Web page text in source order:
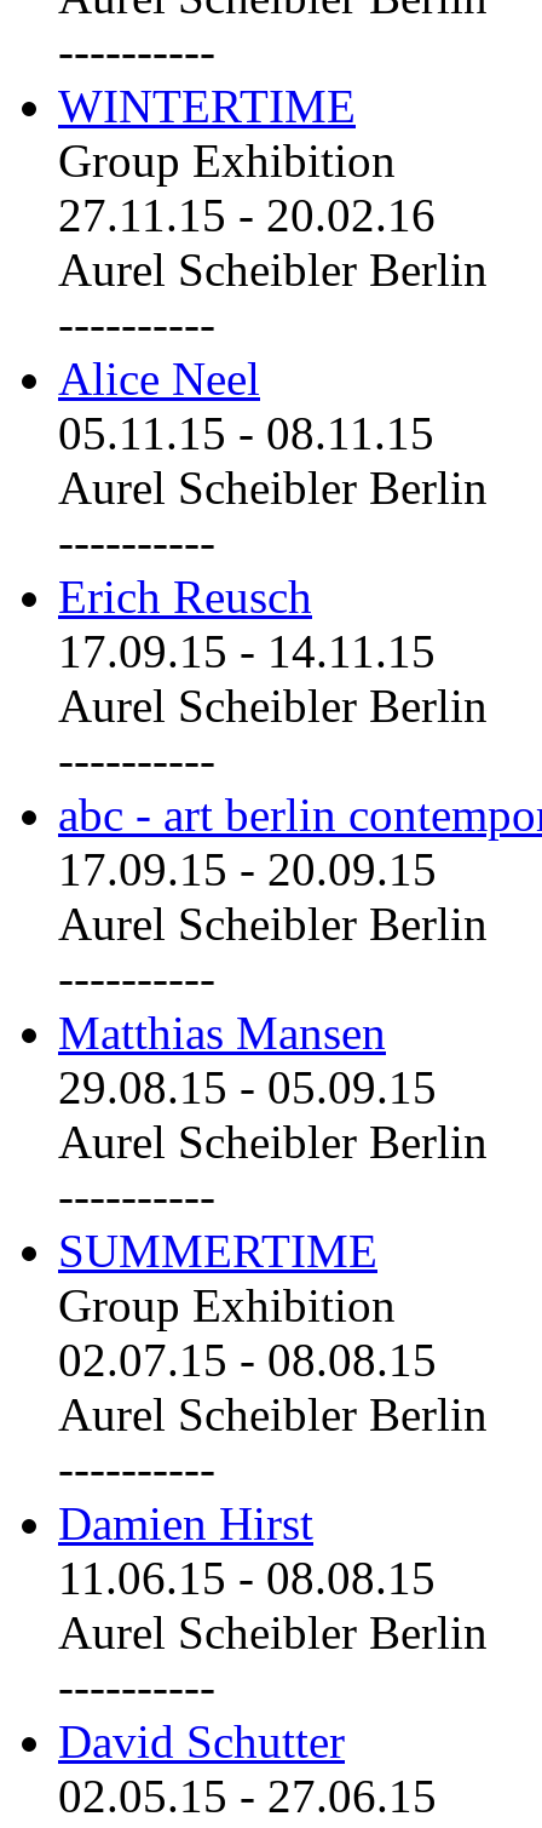
----------
WINTERTIME
Group Exhibition
27.11.15 - 20.02.16
Aurel Scheibler Berlin
----------
Alice Neel
05.11.15 - 08.11.15
Aurel Scheibler Berlin
----------
Erich Reusch
17.09.15 - 14.11.15
Aurel Scheibler Berlin
----------
abc - art berlin
17.09.15 - 20.09.15
Aurel Scheibler Berlin
----------
Matthias Mansen
29.08.15 - 05.09.15
Aurel Scheibler Berlin
----------
SUMMERTIME
Group Exhibition
02.07.15 - 08.08.15
Aurel Scheibler Berlin
----------
Damien Hirst
11.06.15 - 08.08.15
Aurel Scheibler Berlin
----------
David Schutter
02.05.15 - 27.06.15